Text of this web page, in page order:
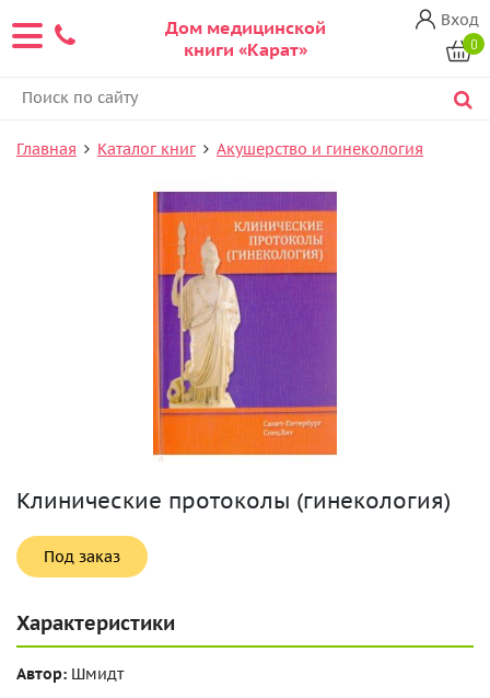
Дом медицинской
книги «Карат»
Вход
0
Главная Каталог книг Акушерство и гинекология
Клинические протоколы (гинекология)
Под заказ
Характеристики
Автор: Шмидт